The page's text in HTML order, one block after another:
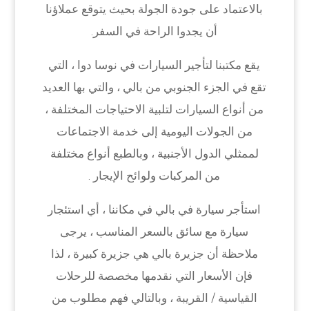
بالاعتماد على جودة الجولة بحيث يتوقع عملاؤنا
أن يجدوا الراحة في السفر.
يقع مكتبنا لتأجير السيارات في نوسا دوا ، التي
تقع في الجزء الجنوبي من بالي ، والتي بها العديد
من أنواع السيارات لتلبية الاحتياجات المختلفة ،
من الجولات اليومية إلى خدمة الاجتماعات
لممثلي الدول الأجنبية ، وبالطبع أنواع مختلفة
من المركبات ولوائح الإيجار .
استأجر سيارة في بالي في مكاننا ، أي استئجار
سيارة مع سائق بالسعر المناسب ، يرجى
ملاحظة أن جزيرة بالي هي جزيرة كبيرة ، لذا
فإن الأسعار التي نقدمها مخصصة للرحلات
القياسية / القريبة ، وبالتالي فهم مطلوب من